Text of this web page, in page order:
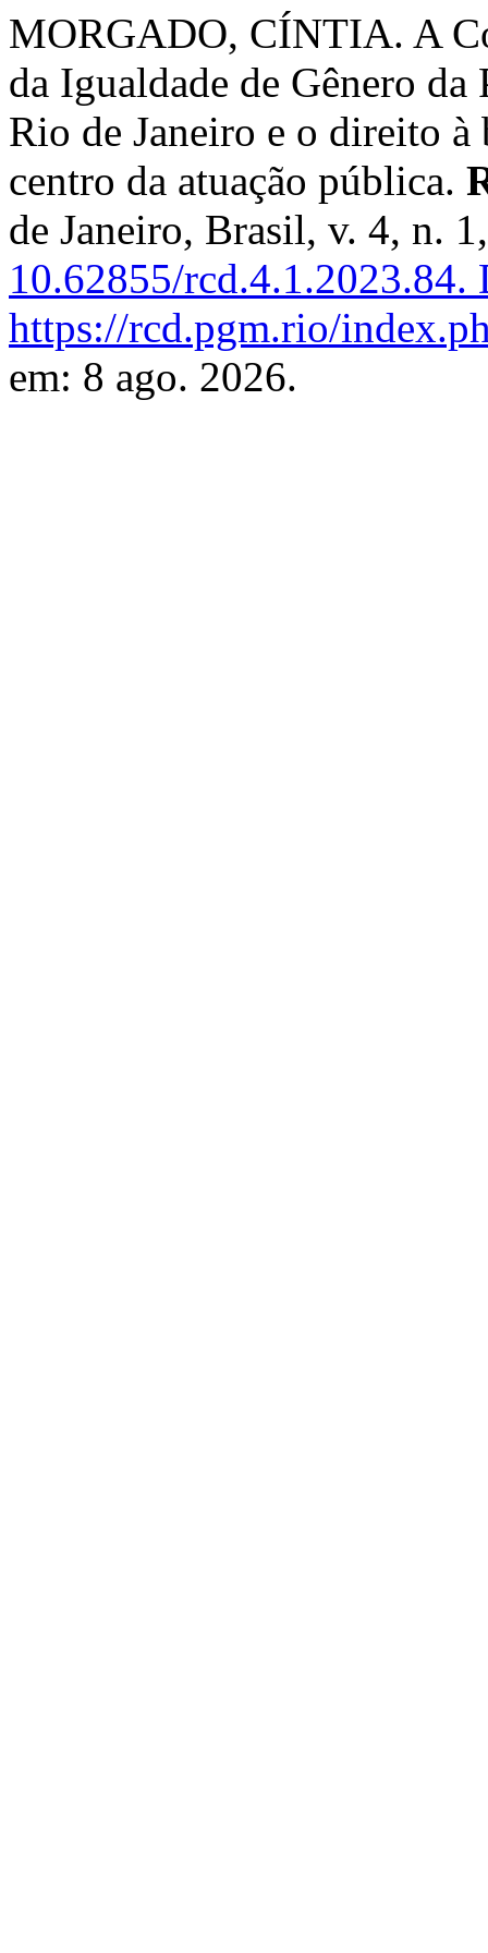
MORGADO, CÍNTIA. A
da Igualdade de Gênero
Rio de Janeiro e o direito à
centro da atuação pública.
de Janeiro, Brasil, v. 4, n.
10.62855/rcd.4.1.2023.84.
https://rcd.pgm.rio/
em: 8 ago. 2026.